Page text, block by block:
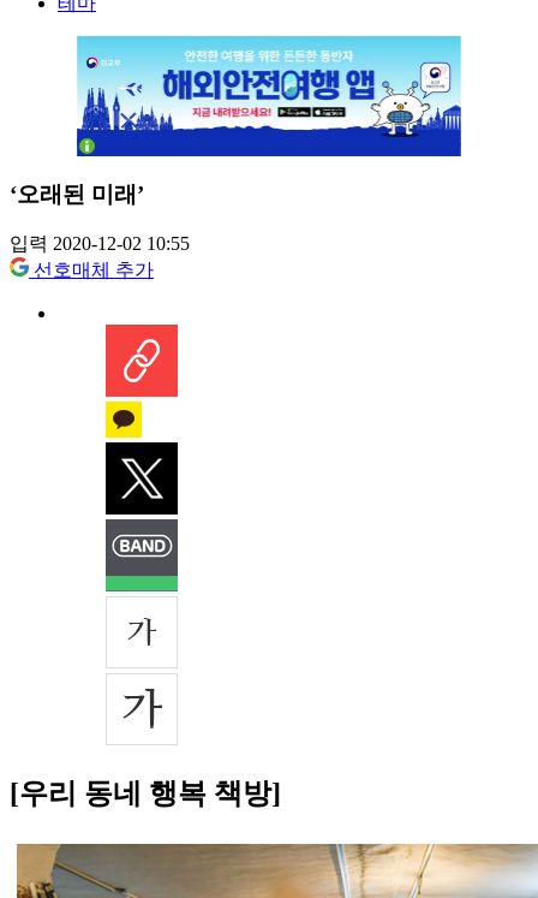
‘오래된 미래’
입력 2020-12-02 10:55
선호매체 추가
[우리 동네 행복 책방]